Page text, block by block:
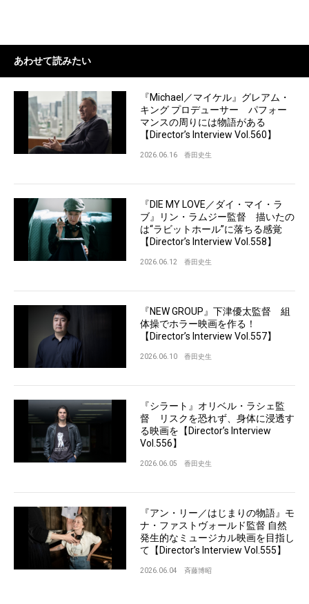
あわせて読みたい
『Michael／マイケル』グレアム・
キング プロデューサー パフォー
マンスの周りには物語がある
【Director’s Interview Vol.560】
2026.06.16 香田史生
『DIE MY LOVE／ダイ・マイ・ラ
ブ』リン・ラムジー監督 描いたの
は“ラビットホール”に落ちる感覚
【Director’s Interview Vol.558】
2026.06.12 香田史生
『NEW GROUP』下津優太監督 組
体操でホラー映画を作る！
【Director’s Interview Vol.557】
2026.06.10 香田史生
『シラート』オリベル・ラシェ監
督 リスクを恐れず、身体に浸透す
る映画を【Director’s Interview
Vol.556】
2026.06.05 香田史生
『アン・リー／はじまりの物語』モ
ナ・ファストヴォールド監督 自然
発生的なミュージカル映画を目指し
て【Director’s Interview Vol.555】
2026.06.04 斉藤博昭